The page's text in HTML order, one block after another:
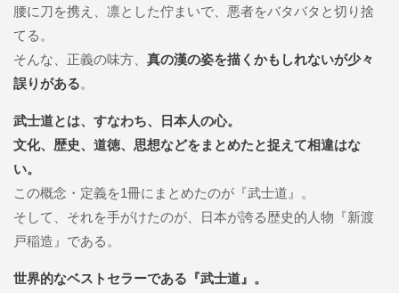
腰に刀を携え、凛とした佇まいで、悪者をバタバタと切り捨
てる。
そんな、正義の味方、 真の漢の姿を描くかもしれないが少々
誤りがある。
武士道とは、すなわち、日本人の心。
文化、歴史、道徳、思想などをまとめたと捉えて相違はな
い。
この概念・定義を1冊にまとめたのが『武士道』。
そして、それを手がけたのが、日本が誇る歴史的人物『新渡
戸稲造』である。
世界的なベストセラーである『武士道』。